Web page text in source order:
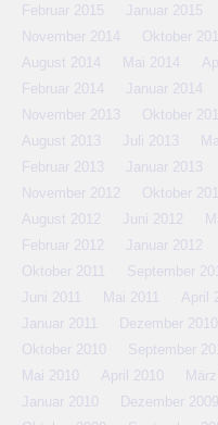
Februar 2015
Januar 2015
November 2014
Oktober 2014
August 2014
Mai 2014
Februar 2014
Januar 2014
November 2013
Oktober
August 2013
Juli 2013
Februar 2013
Januar 2013
November 2012
Oktober
August 2012
Juni 2012
Februar 2012
Januar 2012
Oktober 2011
September
Juni 2011
Mai 2011 April
Januar 2011
Dezember 2010
Oktober 2010
September
Mai 2010
April 2010
Januar 2010
Dezember 2009